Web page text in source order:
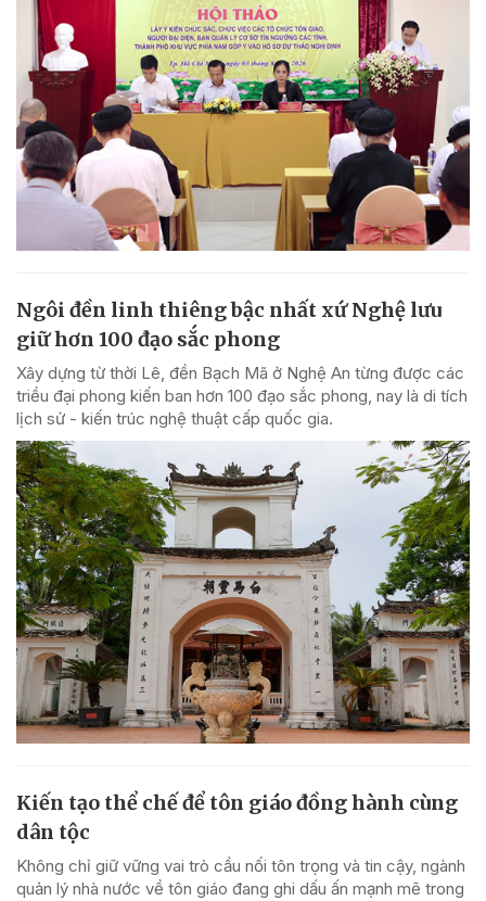
Ngôi đền linh thiêng bậc nhất xứ Nghệ lưu
giữ hơn 100 đạo sắc phong
Xây dựng từ thời Lê, đền Bạch Mã ở Nghệ An từng được các
triều đại phong kiến ban hơn 100 đạo sắc phong, nay là di tích
lịch sử - kiến trúc nghệ thuật cấp quốc gia.
Kiến tạo thể chế để tôn giáo đồng hành cùng
dân tộc
Không chỉ giữ vững vai trò cầu nối tôn trọng và tin cậy, ngành
quản lý nhà nước về tôn giáo đang ghi dấu ấn mạnh mẽ trong